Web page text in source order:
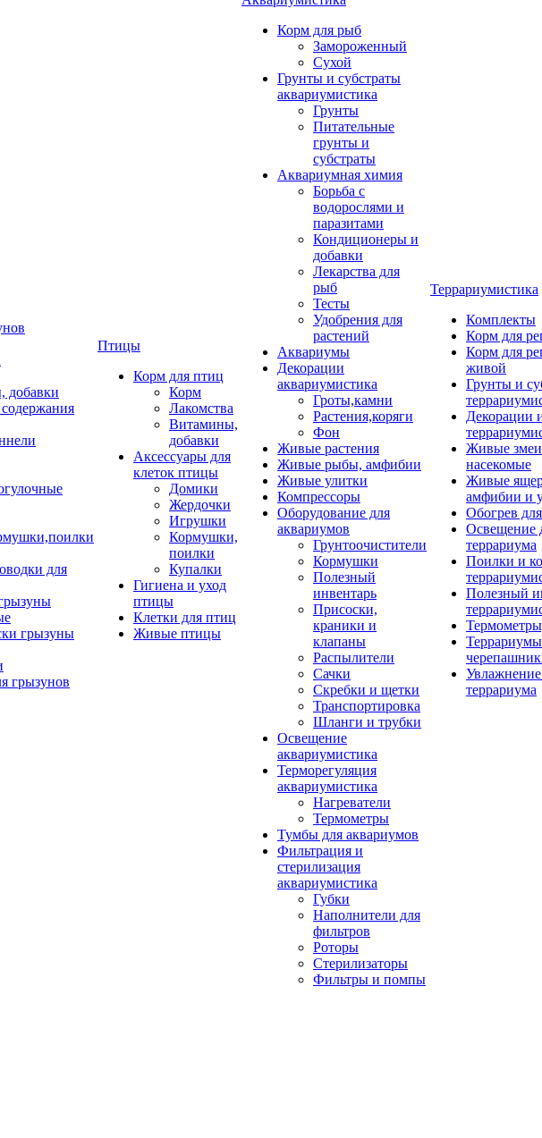
добавки
для
грызуны
грызунов
Птицы
Корм для птиц
Корм
Лакомства
Витамины,
добавки
Аксессуары для
клеток птицы
Домики
Жердочки
Игрушки
Кормушки,
поилки
Купалки
Гигиена и уход
птицы
Клетки для птиц
Живые птицы
Корм для рыб
Замороженный
Сухой
Грунты и субстраты
аквариумистика
Грунты
Питательные
грунты и
субстраты
Аквариумная химия
Борьба с
водорослями и
паразитами
Кондиционеры и
добавки
Лекарства для
рыб
Тесты
Удобрения для
растений
Аквариумы
Декорации
аквариумистика
Гроты,камни
Растения,коряги
Фон
Живые растения
Живые рыбы, амфибии
Живые улитки
Компрессоры
Оборудование для
аквариумов
Грунтоочистители
Кормушки
Полезный
инвентарь
Присоски,
краники и
клапаны
Распылители
Сачки
Скребки и щетки
Транспортировка
Шланги и трубки
Освещение
аквариумистика
Терморегуляция
аквариумистика
Нагреватели
Термометры
Тумбы для аквариумов
Фильтрация и
стерилизация
аквариумистика
Губки
Наполнители для
фильтров
Роторы
Стерилизаторы
Фильтры и помпы
Террариумистика
Комплекты
Корм для
Корм для
живой
Грунты и
Декорации
Живые
насекомые
Живые
амфибии и
Обогрев
Освещение
террариума
Поилки и
Полезный
террариума